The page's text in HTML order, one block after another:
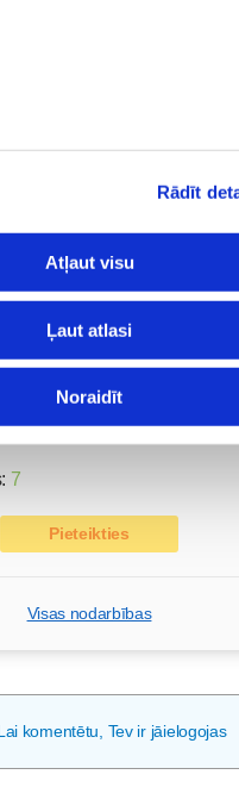
Rādīt
Atļaut visu
Ļaut atlasi
Noraidīt
sagatavošanās
Pieteikties
klasē ar dažādiem
TIEŠSAISTĒ
7
Pieteikties
Visas nodarbības
komentētu, Tev ir jāielogojas